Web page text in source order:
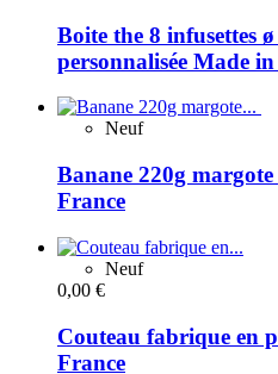
Boite the 8 infusettes
personnalisée Made
Neuf
Banane 220g
France
Neuf
0,00 €
Couteau fabrique en
France